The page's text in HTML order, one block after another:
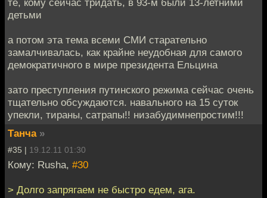
детьми
а потом эта тема всеми СМИ старательно
замалчивалась, как крайне неудобная для самого
демократичного в мире президента Ельцина
зато преступления путинского режима сейчас очень
тщательно обсуждаются. навального на 15 суток
упекли, тираны, сатрапы!! низабудимнепростим!!!
Танча »
#35 | 19.12.11 01:30
Кому: Rusha, #30
> Долго запрягаем не быстро едем, ага.